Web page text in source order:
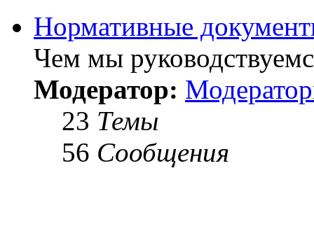
Нормативные
Чем мы
Модератор:
23 Темы
56 Сообщения